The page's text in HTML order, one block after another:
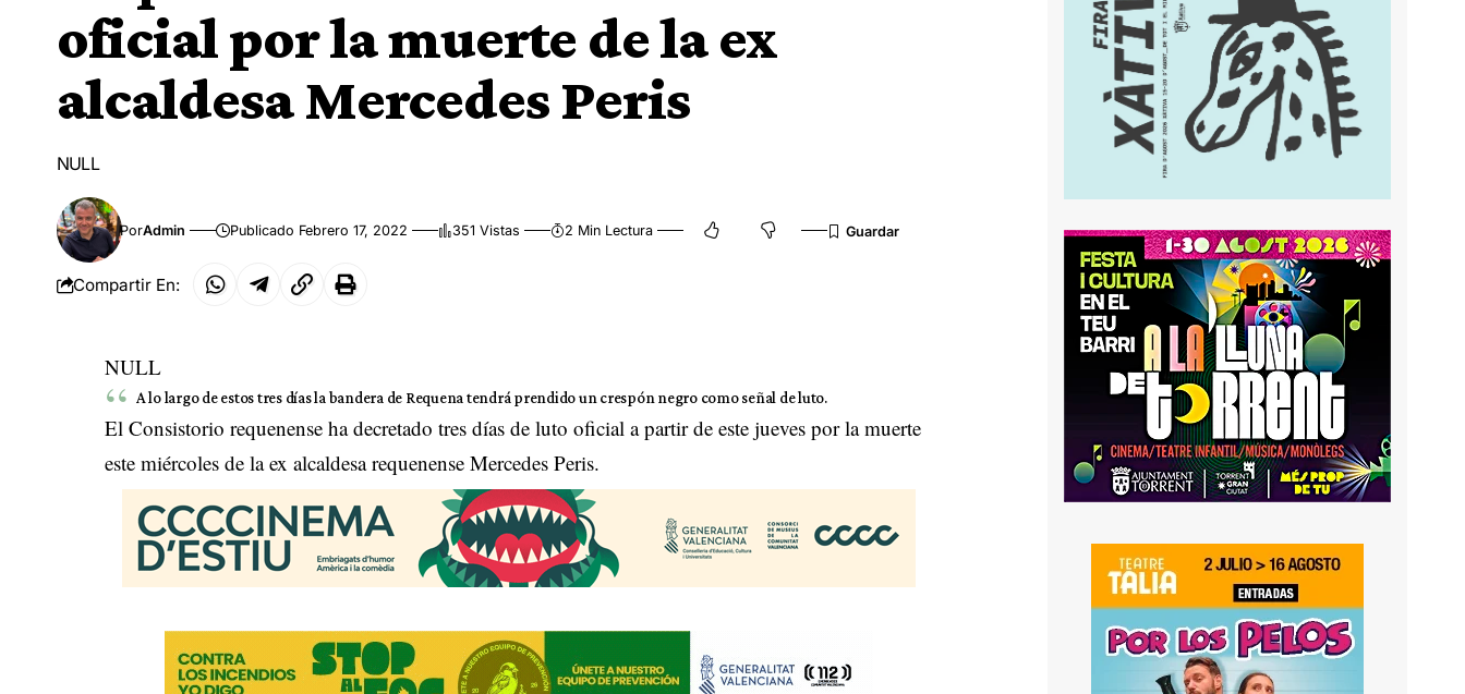
oficial por la muerte de la ex
alcaldesa Mercedes Peris
NULL
PorAdmin Publicado Febrero 17, 2022 351 Vistas 2 Min Lectura
Compartir En:
NULL
A lo largo de estos tres días la bandera de Requena tendrá prendido un crespón negro como señal de luto.
El Consistorio requenense ha decretado tres días de luto oficial a partir de este jueves por la muerte
este miércoles de la ex alcaldesa requenense Mercedes Peris.